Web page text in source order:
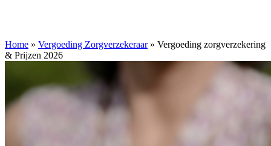
Home » Vergoeding Zorgverzekeraar» Vergoeding zorgverzekering
& Prijzen 2026